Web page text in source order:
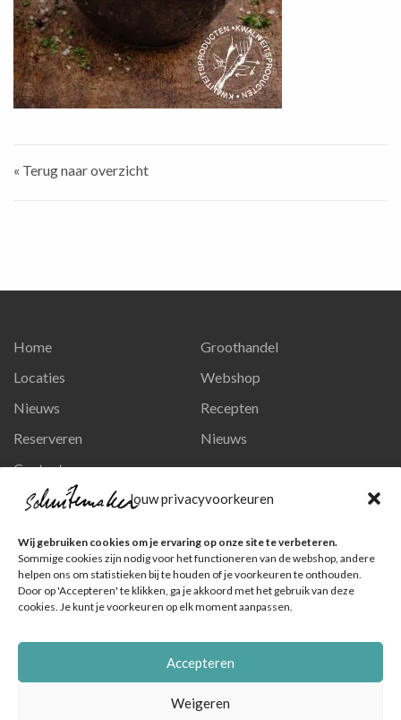
Jouw privacyvoorkeuren
Wij gebruiken cookies om je ervaring op onze site te verbeteren.
Sommige cookies zijn nodig voor het functioneren van de webshop, andere
helpen ons om statistieken bij te houden of je voorkeuren te onthouden.
Door op 'Accepteren' te klikken, ga je akkoord met het gebruik van deze
cookies. Je kunt je voorkeuren op elk moment aanpassen.
Accepteren
Weigeren
« Terug naar overzicht
Home
Locaties
Nieuws
Reserveren
Contact
Privacy en persoonsgegevens
Groothandel
Webshop
Recepten
Nieuws
Ga naar onze pagina
Volg ons op Instagram
Ga naar onze pagina